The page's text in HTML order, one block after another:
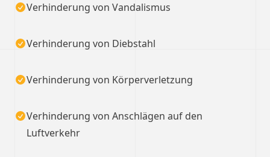
Verhinderung von Vandalismus
Verhinderung von Diebstahl
Verhinderung von Körperverletzung
Verhinderung von Anschlägen auf den
Luftverkehr